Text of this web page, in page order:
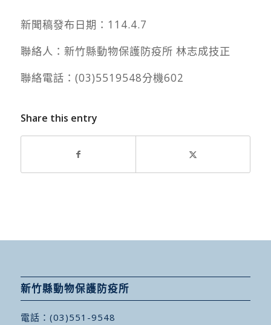
新聞稿發布日期：114.4.7
聯絡人：新竹縣動物保護防疫所 林志成技正
聯絡電話：(03)5519548分機602
Share this entry
新竹縣動物保護防疫所
電話： (03)551-9548